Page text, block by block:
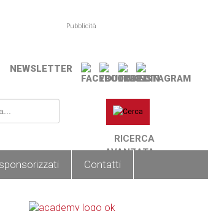
Pubblicità
NEWSLETTER
RICERCA
AVANZATA
Contatti